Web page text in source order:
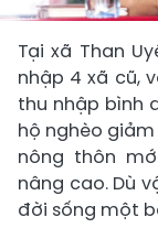
Tại xã Than
nhập 4 xã cũ,
thu nhập bình
hộ nghèo giảm
nông thôn
nâng cao. Dù
đời sống một